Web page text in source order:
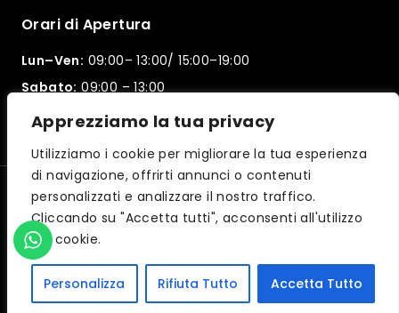
Apprezziamo la tua privacy
Utilizziamo i cookie per migliorare la tua esperienza
di navigazione, offrirti annunci o contenuti
personalizzati e analizzare il nostro traffico.
Cliccando su "Accetta tutti", acconsenti all'utilizzo
dei cookie.
Personalizza Rifiuta Tutto Accetta Tutto
Orari di Apertura
Lun–Ven: 09:00– 13:00/ 15:00–19:00
Sabato:09:00 – 13:00
Domenica:Chiuso
© 2026 Motorpama | Powered byiltuocreasito
Accedi